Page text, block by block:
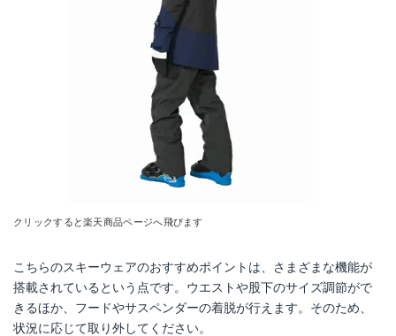
クリックすると楽天商品ページへ飛びます
こちらのスキーウェアのおすすめポイントは、さまざまな機能が
搭載されているという点です。ウエストや股下のサイズ調節がで
きるほか、フードやサスペンダーの着脱が行えます。そのため、
状況に応じて取り外してください。